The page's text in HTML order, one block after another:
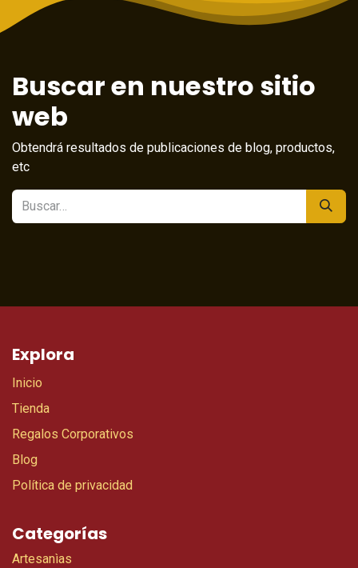
Buscar en nuestro sitio
web
Obtendrá resultados de publicaciones de blog, productos,
etc
Explora
Inicio
Tienda
Regalos Corporativos
Blog
Política de privacidad
Categorías
Artesanìas